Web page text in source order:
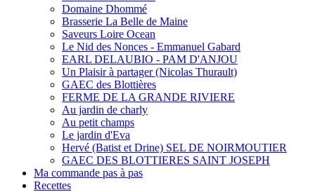
Domaine Dhommé
Brasserie La Belle de Maine
Saveurs Loire Ocean
Le Nid des Nonces - Emmanuel Gabard
EARL DELAUBIO - PAM D'ANJOU
Un Plaisir à partager (Nicolas Thurault)
GAEC des Blottières
FERME DE LA GRANDE RIVIERE
Au jardin de charly
Au petit champs
Le jardin d'Eva
Hervé (Batist et Drine) SEL DE NOIRMOUTIER
GAEC DES BLOTTIERES SAINT JOSEPH
Ma commande pas à pas
Recettes